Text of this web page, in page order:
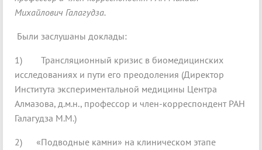
Михайлович Галагудза.
Были заслушаны доклады:
1) Трансляционный кризис в биомедицинских
исследованиях и пути его преодоления (Директор
Института экспериментальной медицины Центра
Алмазова, д.м.н., профессор и член-корреспондент РАН
Галагудза М.М.)
2) «Подводные камни» на клиническом этапе